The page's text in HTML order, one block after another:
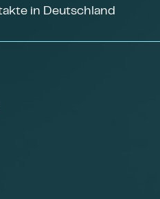
in Deutschland